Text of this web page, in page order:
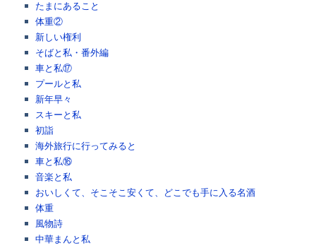
たまにあること
体重②
新しい権利
そばと私・番外編
車と私⑰
プールと私
新年早々
スキーと私
初詣
海外旅行に行ってみると
車と私⑯
音楽と私
おいしくて、そこそこ安くて、どこでも手に入る名酒
体重
風物詩
中華まんと私